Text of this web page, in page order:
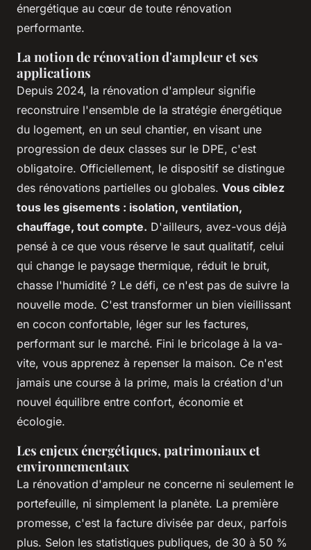
énergétique au cœur de toute rénovation
performante.
La notion de rénovation d'ampleur et ses
applications
Depuis 2024, la rénovation d'ampleur signifie
reconstruire l'ensemble de la stratégie énergétique
du logement, en un seul chantier, en visant une
progression de deux classes sur le DPE, c'est
obligatoire. Officiellement, le dispositif se distingue
des rénovations partielles ou globales. Vous ciblez
tous les gisements : isolation, ventilation,
chauffage, tout compte. D'ailleurs, avez-vous déjà
pensé à ce que vous réserve le saut qualitatif, celui
qui change le paysage thermique, réduit le bruit,
chasse l'humidité ? Le défi, ce n'est pas de suivre la
nouvelle mode. C'est transformer un bien vieillissant
en cocon confortable, léger sur les factures,
performant sur le marché. Fini le bricolage à la va-
vite, vous apprenez à repenser la maison. Ce n'est
jamais une course à la prime, mais la création d'un
nouvel équilibre entre confort, économie et
écologie.
Les enjeux énergétiques, patrimoniaux et
environnementaux
La rénovation d'ampleur ne concerne ni seulement le
portefeuille, ni simplement la planète. La première
promesse, c'est la facture divisée par deux, parfois
plus. Selon les statistiques publiques, de 30 à 50 %